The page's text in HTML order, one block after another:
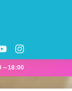
～18:00